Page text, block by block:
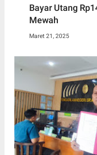
Bayar Utang
Mewah
Maret 21, 2025